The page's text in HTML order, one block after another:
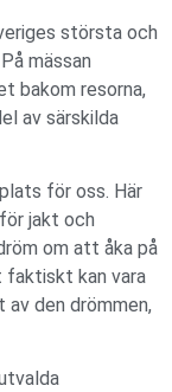
största och
mässan
bakom resorna,
av särskilda
för oss. Här
jakt och
om att åka på
kan vara
den drömmen,